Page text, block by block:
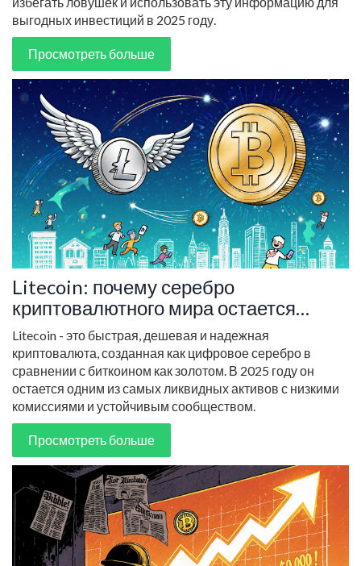
выгодных инвестиций в 2025 году.
Просмотреть больше
Litecoin: почему серебро
криптовалютного мира остается
актуальным в 2025 году
Litecoin - это быстрая, дешевая и надежная
криптовалюта, созданная как цифровое серебро в
сравнении с биткоином как золотом. В 2025 году он
остается одним из самых ликвидных активов с низкими
комиссиями и устойчивым сообществом.
Просмотреть больше